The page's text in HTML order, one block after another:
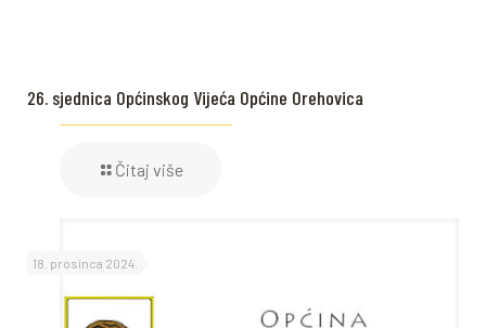
26. sjednica Općinskog Vijeća Općine Orehovica
Čitaj više
18. prosinca 2024.